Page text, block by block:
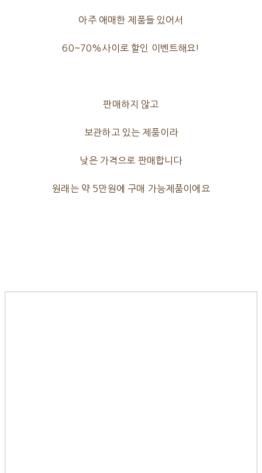
아주 애매한 제품들 있어서
60~70%사이로 할인 이벤트해요!
판매하지 않고
보관하고 있는 제품이라
낮은 가격으로 판매합니다
원래는 약 5만원에 구매 가능제품이에요